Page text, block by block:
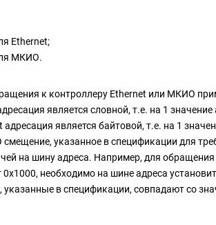
Ethernet;
МКИО.
к контроллеру Ethernet или МКИО
является словной, т.е. на 1
адресация является байтовой, т.е. на 1
указанное в спецификации для
на шину адреса. Например, для
0x1000, необходимо на шине адреса
указанные в спецификации, совпадают со